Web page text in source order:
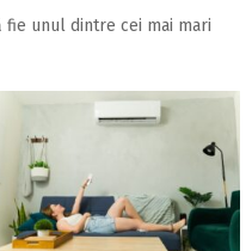
unul dintre cei mai mari